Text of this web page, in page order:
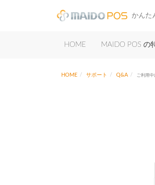
かんた
HOME MAIDO POS の
HOME サポート Q&A ご利用中